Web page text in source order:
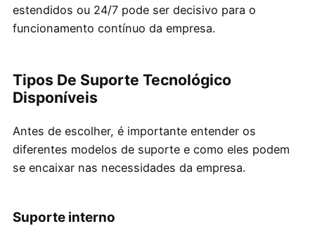
estendidos ou 24/7 pode ser decisivo para o
funcionamento contínuo da empresa.
Tipos De Suporte Tecnológico
Disponíveis
Antes de escolher, é importante entender os
diferentes modelos de suporte e como eles podem
se encaixar nas necessidades da empresa.
Suporte interno